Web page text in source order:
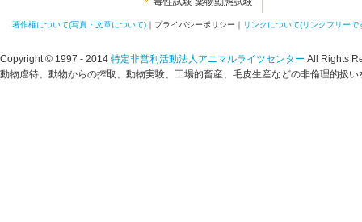
著作権について(写真・文章について) ｜プライバシーポリシー｜ リンクについて(リンクフリーで
Copyright © 1997 - 2014 特定非営利活動法人アニマルライツセンター All Rights
動物虐待、動物からの搾取、動物実験、工場的畜産、毛皮生産などの非倫理的扱